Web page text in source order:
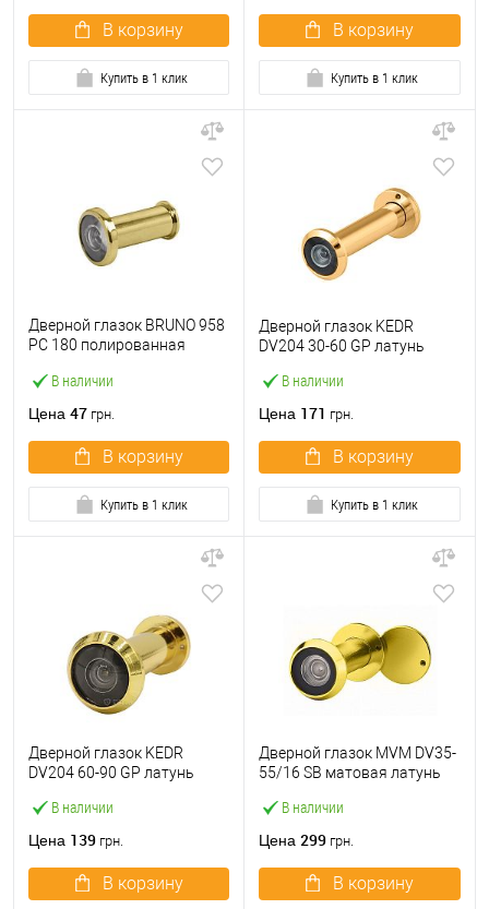
В корзину
Купить в 1 клик
В корзину
Купить в 1 клик
В наличии
Дверной глазок BRUNO 958
PC 180 полированная
Цена 47 грн.
В корзину
Купить в 1 клик
В наличии
Дверной глазок KEDR
DV204 30-60 GP латунь
Цена 171 грн.
В корзину
Купить в 1 клик
В наличии
Дверной глазок KEDR
DV204 60-90 GP латунь
Цена 139 грн.
В корзину
В наличии
Дверной глазок MVM DV35-
55/16 SB матовая латунь
Цена 299 грн.
В корзину